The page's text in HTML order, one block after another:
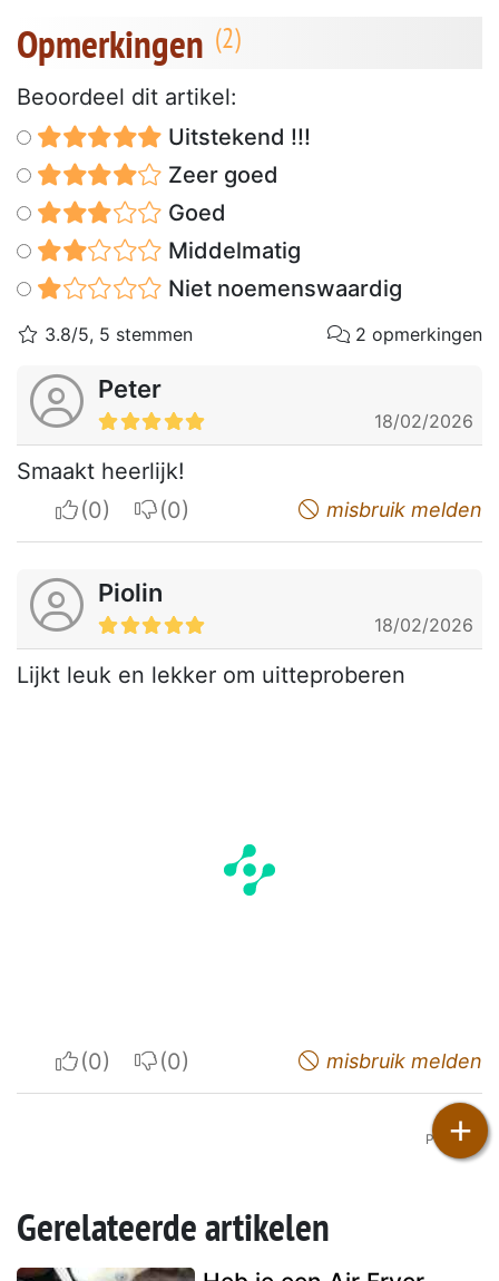
Opmerkingen
Beoordeel dit artikel:
Uitstekend !!!
Zeer goed
Goed
Middelmatig
Niet noemenswaardig
3.8/5, 5 stemmen 2 opmerkingen
Peter
18/02/2026
Smaakt heerlijk!
I apreciateI do not appreciatemisbruik melden
Piolin
18/02/2026
Lijkt leuk en lekker om uitteproberen
I apreciateI do not appreciatemisbruik melden
Petitchef
Gerelateerde artikelen
+